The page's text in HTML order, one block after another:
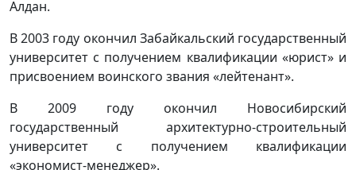
Алдан.
В 2003 году окончил Забайкальский государственный
университет с получением квалификации «юрист» и
присвоением воинского звания «лейтенант».
В 2009 году окончил Новосибирский
государственный архитектурно-строительный
университет с получением квалификации
«экономист-менеджер».